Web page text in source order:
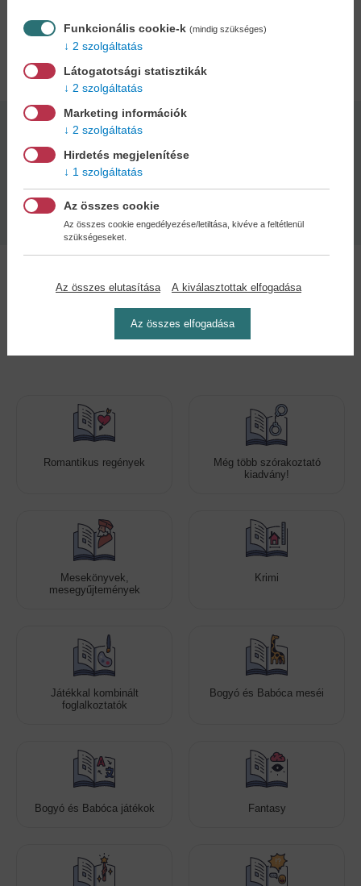
Adatok
Kötésmód:
puha kötés
2025
Kedvenc kategóriák
Romantikus regények
Még több szórakoztató
kiadvány!
Mesekönyvek,
mesegyűjtemények
Krimi
Játékkal kombinált
foglalkoztatók
Bogyó és Babóca meséi
Bogyó és Babóca játékok Fantasy
Funkcionális cookie-k (mindig szükséges)
2 szolgáltatás
Látogatotsági statisztikák
2 szolgáltatás
Marketing információk
2 szolgáltatás
Hirdetés megjelenítése
1 szolgáltatás
Az összes cookie
Az összes cookie engedélyezése/letiltása, kivéve a feltétlenül
szükségeseket.
Az összes elutasítása A kiválasztottak elfogadása
Az összes elfogadása